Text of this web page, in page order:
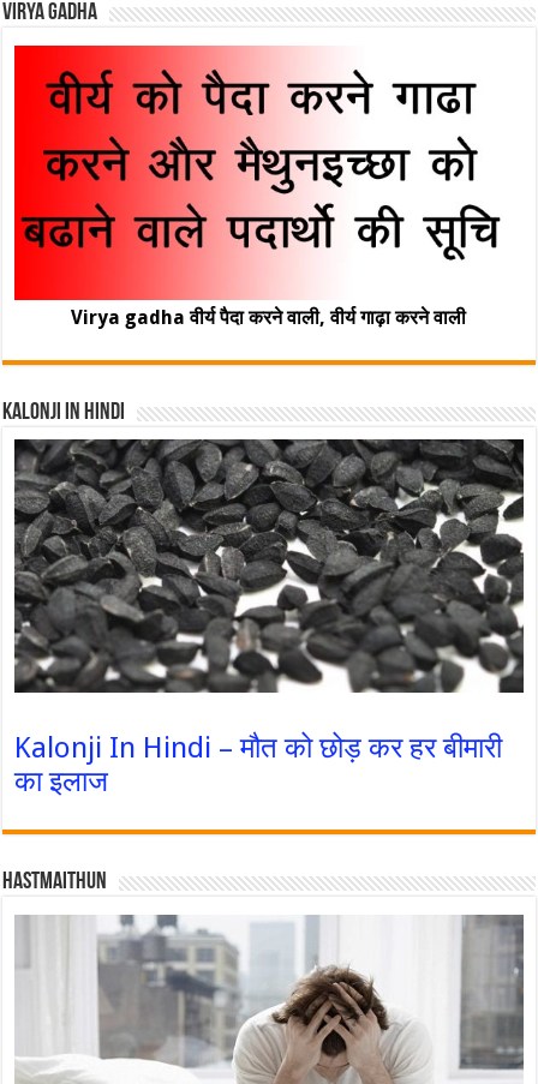
Virya Gadha
Virya gadha वीर्य पैदा करने वाली, वीर्य गाढ़ा करने वाली
Kalonji In Hindi
Kalonji In Hindi – मौत को छोड़ कर हर बीमारी
का इलाज
Hastmaithun